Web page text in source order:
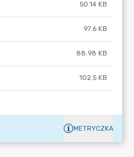
50.14 KB
97.6 KB
88.98 KB
102.5 KB
METRYCZKA